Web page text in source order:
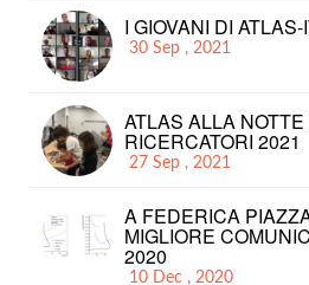
I GIOVANI DI ATLAS-
30 Sep , 2021
ATLAS ALLA
RICERCATORI 2021
27 Sep , 2021
A FEDERICA
MIGLIORE
2020
10 Dec , 2020